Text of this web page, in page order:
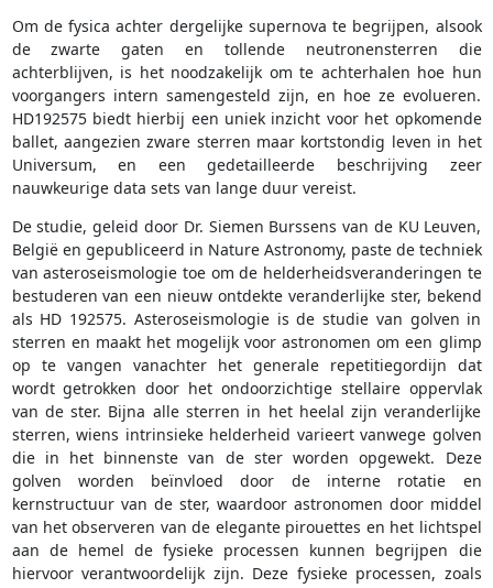
Om de fysica achter dergelijke supernova te begrijpen, alsook
de zwarte gaten en tollende neutronensterren die
achterblijven, is het noodzakelijk om te achterhalen hoe hun
voorgangers intern samengesteld zijn, en hoe ze evolueren.
HD192575 biedt hierbij een uniek inzicht voor het opkomende
ballet, aangezien zware sterren maar kortstondig leven in het
Universum, en een gedetailleerde beschrijving zeer
nauwkeurige data sets van lange duur vereist.
De studie, geleid door Dr. Siemen Burssens van de KU Leuven,
België en gepubliceerd in Nature Astronomy, paste de techniek
van asteroseismologie toe om de helderheidsveranderingen te
bestuderen van een nieuw ontdekte veranderlijke ster, bekend
als HD 192575. Asteroseismologie is de studie van golven in
sterren en maakt het mogelijk voor astronomen om een glimp
op te vangen vanachter het generale repetitiegordijn dat
wordt getrokken door het ondoorzichtige stellaire oppervlak
van de ster. Bijna alle sterren in het heelal zijn veranderlijke
sterren, wiens intrinsieke helderheid varieert vanwege golven
die in het binnenste van de ster worden opgewekt. Deze
golven worden beïnvloed door de interne rotatie en
kernstructuur van de ster, waardoor astronomen door middel
van het observeren van de elegante pirouettes en het lichtspel
aan de hemel de fysieke processen kunnen begrijpen die
hiervoor verantwoordelijk zijn. Deze fysieke processen, zoals